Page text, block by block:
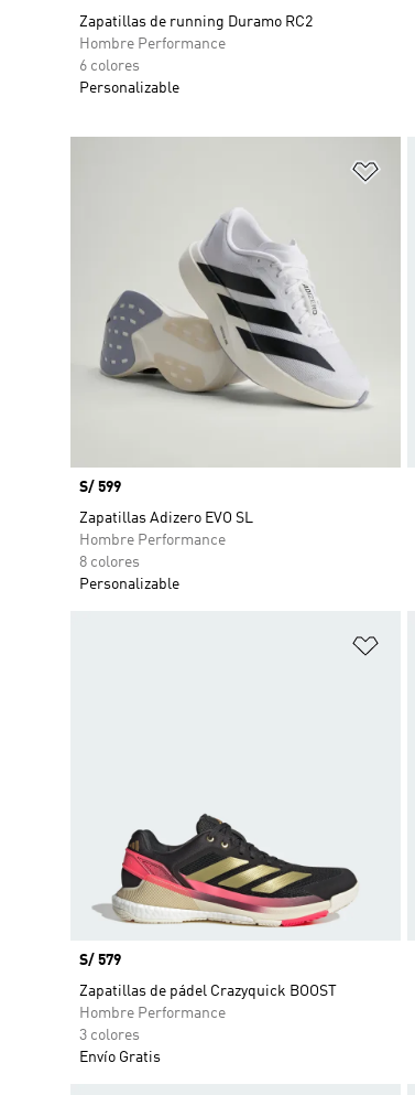
Zapatillas de running Duramo RC2
Hombre Performance
6 colores
Personalizable
Precio
S/ 599
Zapatillas Adizero EVO SL
Hombre Performance
8 colores
Personalizable
Precio
S/ 579
Zapatillas de pádel Crazyquick BOOST
Hombre Performance
3 colores
Envío Gratis